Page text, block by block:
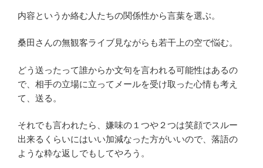
内容というか絡む人たちの関係性から言葉を選ぶ。
桑田さんの無観客ライブ見ながらも若干上の空で悩む。
どう送ったって誰からか文句を言われる可能性はあるの
で、相手の立場に立ってメールを受け取った心情も考え
て、送る。
それでも言われたら、嫌味の１つや２つは笑顔でスルー
出来るくらいにはいい加減なった方がいいので、落語の
ような粋な返しでもしてやろう。